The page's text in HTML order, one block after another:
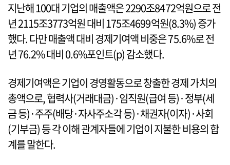
지난해 100대 기업의 매출액은 2290조8472억원으로 전
년 2115조3773억원 대비 175조4699억원(8.3%) 증가
했다. 다만 매출액 대비 경제기여액 비중은 75.6%로 전
년 76.2% 대비 0.6%포인트(p) 감소했다.
경제기여액은 기업이 경영활동으로 창출한 경제 가치의
총액으로, 협력사(거래대금)·임직원(급여 등)·정부(세
금 등)·주주(배당·자사주소각 등)·채권자(이자)·사회
(기부금) 등 각 이해 관계자들에 기업이 지불한 비용의 합
계를 말한다.